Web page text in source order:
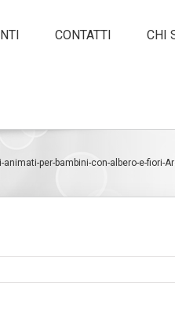
CONTATTI CHI
per-bambini-con-albero-e-fiori-